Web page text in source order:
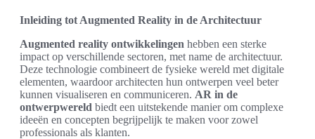
Inleiding tot Augmented Reality in de Architectuur
Augmented reality ontwikkelingen hebben een sterke
impact op verschillende sectoren, met name de architectuur.
Deze technologie combineert de fysieke wereld met digitale
elementen, waardoor architecten hun ontwerpen veel beter
kunnen visualiseren en communiceren. AR in de
ontwerpwereld biedt een uitstekende manier om complexe
ideeën en concepten begrijpelijk te maken voor zowel
professionals als klanten.